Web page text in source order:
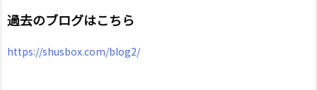
過去のブログはこちら
https://shusbox.com/blog2/